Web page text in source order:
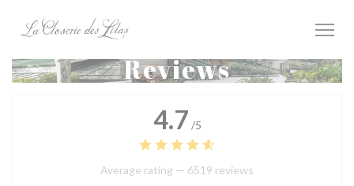
Reviews
4.7 /5
Average rating — 6519 reviews